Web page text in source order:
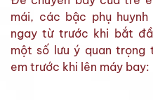
mái, các bậc phụ
ngay từ trước khi bắt
một số lưu ý quan trọng
em trước khi lên máy bay: